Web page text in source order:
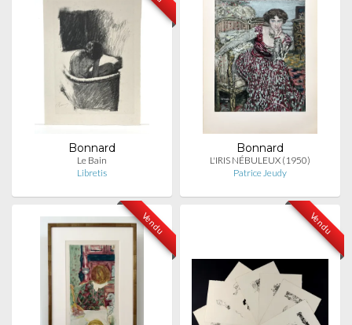
Bonnard
Le Bain
Libretis
Bonnard
L'IRIS NÉBULEUX (1950)
Patrice Jeudy
Vendu Vendu